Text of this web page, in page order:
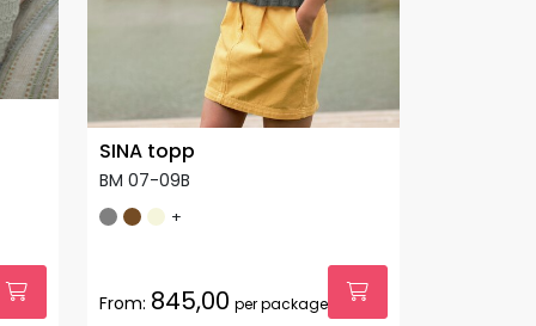
SINA topp
BM 07-09B
+
From: 845,00 per package